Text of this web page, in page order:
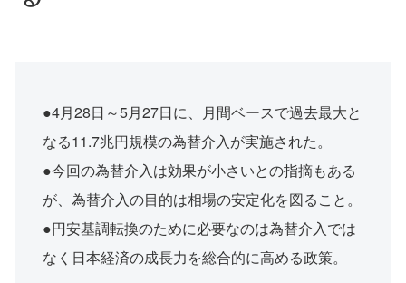
●4月28日～5月27日に、月間ベースで過去最大と
なる11.7兆円規模の為替介入が実施された。
●今回の為替介入は効果が小さいとの指摘もある
が、為替介入の目的は相場の安定化を図ること。
●円安基調転換のために必要なのは為替介入では
なく日本経済の成長力を総合的に高める政策。